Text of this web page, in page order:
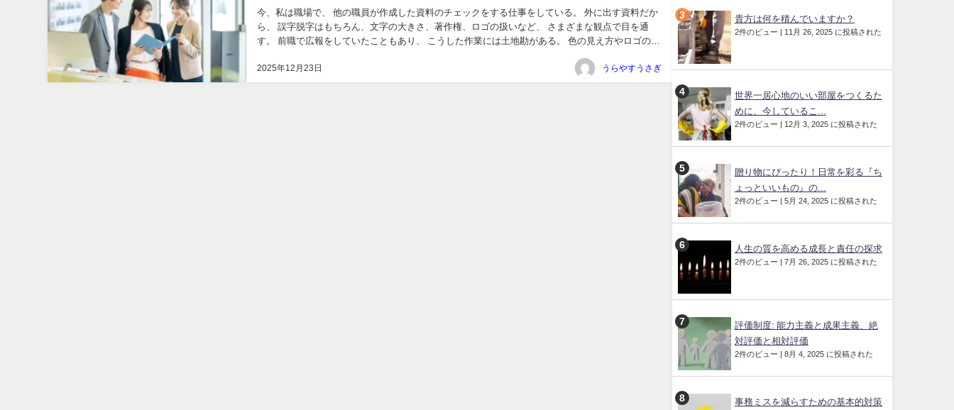
2025年12月23日
今、私は職場で、 他の職員が作成した資料のチェックをする仕事をしている。 外に出す資料だか
ら、 誤字脱字はもちろん、文字の大きさ、著作権、ロゴの扱いなど、 さまざまな観点で目を通
す。 前職で広報をしていたこともあり、 こうした作業には土地勘がある。 色の見え方やロゴの使
うらやすうさぎ
貴方は何を積んでいますか？
2件のビュー | 11月 26, 2025 に投稿された
世界一居心地のいい部屋をつくるた
めに、今しているこ...
2件のビュー | 12月 3, 2025 に投稿された
贈り物にぴったり！日常を彩る『ち
ょっといいもの』の...
2件のビュー | 5月 24, 2025 に投稿された
人生の質を高める成長と責任の探求
2件のビュー | 7月 26, 2025 に投稿された
評価制度: 能力主義と成果主義、絶
対評価と相対評価
2件のビュー | 8月 4, 2025 に投稿された
事務ミスを減らすための基本的対策